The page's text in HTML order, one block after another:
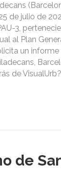
de julio de
3,
al Plan
un
de
de